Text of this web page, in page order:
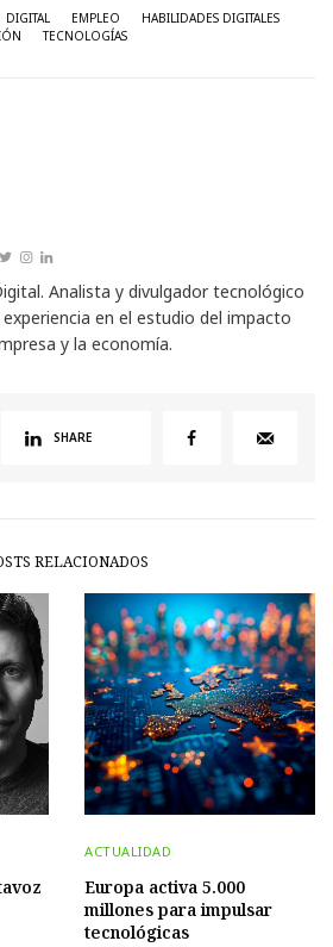
DIGITAL EMPLEO
HABILIDADES DIGITALES
TECNOLOGÍAS
Analista y divulgador tecnológico
en el estudio del impacto
y la economía.
SHARE
RELACIONADOS
ACTUALIDAD
Europa activa 5.000
millones para impulsar
tecnológicas